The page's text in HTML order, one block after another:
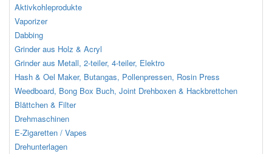
Aktivkohleprodukte
Vaporizer
Dabbing
Grinder aus Holz & Acryl
Grinder aus Metall, 2-teiler, 4-teiler, Elektro
Hash & Oel Maker, Butangas, Pollenpressen, Rosin Press
Weedboard, Bong Box Buch, Joint Drehboxen & Hackbrettchen
Blättchen & Filter
Drehmaschinen
E-Zigaretten / Vapes
Drehunterlagen